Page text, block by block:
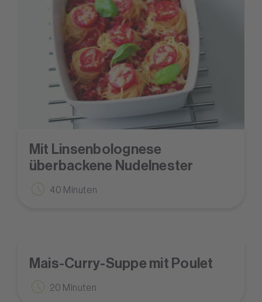
Mit Linsenbolognese
überbackene Nudelnester
40 Minuten
Mais-Curry-Suppe mit Poulet
20 Minuten